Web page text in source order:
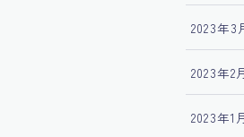
2023年3
2023年2月
2023年1月